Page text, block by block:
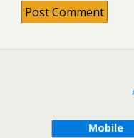
Mobile